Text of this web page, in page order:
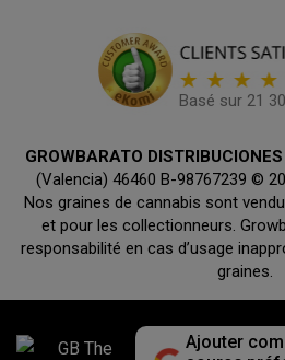
Basé sur 21
GROWBARATO
(Valencia) 46460 B-98767239 ©
Nos graines de cannabis sont
et pour les collectionneurs.
responsabilité en cas d’usage
graines.
Ajouter